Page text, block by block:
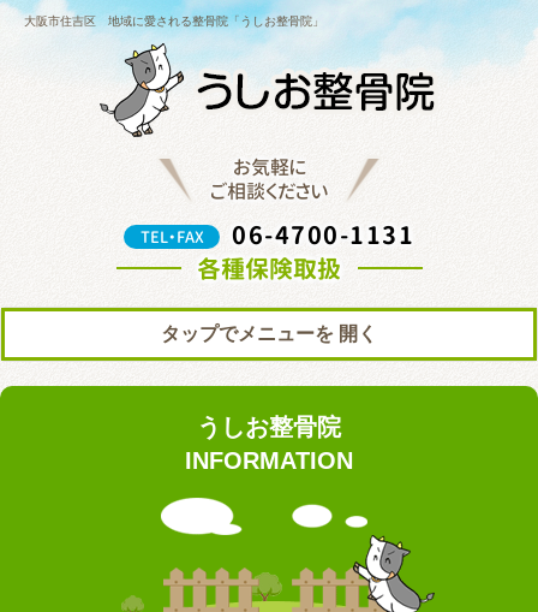
大阪市住吉区 地域に愛される整骨院「うしお整骨院」
お気軽に
ご相談ください
TEL・FAX
06-4700-1131
各種保険取扱
タップでメニューを
料金表
お知らせ
リアライン（骨盤矯正） トレーニング指導
うしお整骨院
INFORMATION